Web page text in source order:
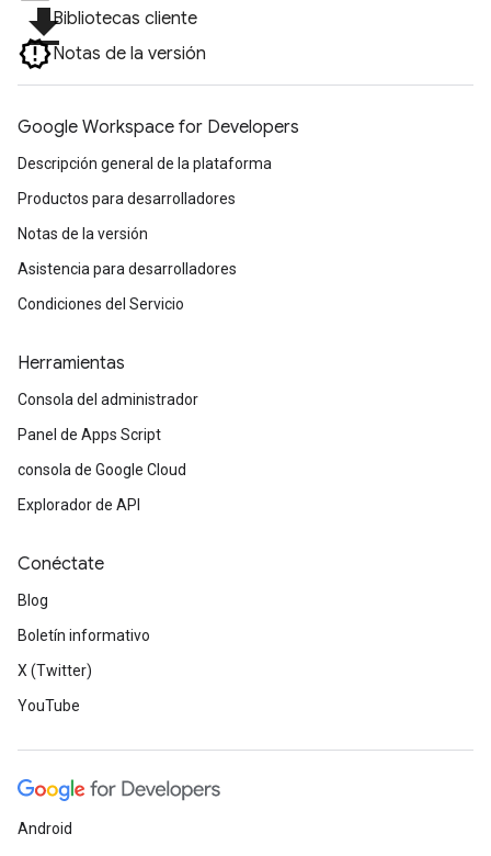
file_downloadBibliotecas cliente
Notas de la versión
Google Workspace for Developers
Descripción general de la plataforma
Productos para desarrolladores
Notas de la versión
Asistencia para desarrolladores
Condiciones del Servicio
Herramientas
Consola del administrador
Panel de Apps Script
consola de Google Cloud
Explorador de API
Conéctate
Blog
Boletín informativo
X (Twitter)
YouTube
Android